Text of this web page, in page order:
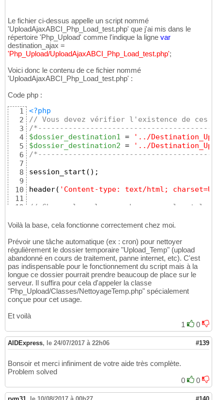
15
16
17
18
19
21
22
23
24
25
26
27
28
29
30
31
32
33
34
35
36
38
39
40
41
42
43
44
45
46
47
49
51
52
54
55
57
58
$UpAbci_uniqidForm = $up->getUniqid
// Jeton de formulaire
$_SESSION
?>
<html lang="fr" >
<head>
<
<meta
<title
< link rel="icon" type= "image/png" href =
<style type="text/css" >
html {
font-family
"Trebuchet MS"
, Arial,
}
.formajaxabci input[ type=submit ]
{
px;
font-size
.formajaxabci p, .reponse_form p {
margin:0;
padding:0
}
.UpAbci_infosFile {
word-wrap:break-word
}
</style>
</head>
< body>
<form class
"form_files1"
"color:#900;border:2px
<legend>limité aux extensions avi,
<input type style
Le fichier ci-dessus appelle un script nommé
'UploadAjaxABCI_Php_Load_test.php' que j'ai mis dans le
répertoire 'Php_Upload' comme l'indique la ligne var
destination_ajax =
'Php_Upload/UploadAjaxABCI_Php_Load_test.php';
Voici donc le contenu de ce fichier nommé
'UploadAjaxABCI_Php_Load_test.php' :
Code php :
1
2
3
4
5
6
7
8
9
10
11
12
14
16
17
18
19
20
21
22
23
25
26
27
28
30
31
33
<?php
// Vous devez vérifier l'existence de ces
/
$dossier_destination1 =
'../
$dossier_destination2 =
'../
/
session_start ( ) ;
header( 'Content-type: text/html;
// Charge les classes php avec
//$up->setModeDebug (); // pour avoir le
// IMPORTANT DANS CE CAS DE
$up->saveAll() ;
$uniqid_form = $up->getParam("uniqid_form"
// Il est conseillé de ne pas supprimer
if
//J'utilise des variables de session sous
function &sesInit($uniqid_form
)
$_SESSION ['UploadAjaxABCI']
'UploadAjaxABCI']
}
Voilà la base, cela fonctionne correctement chez moi.
Prévoir une tâche automatique (ex : cron) pour nettoyer
régulièrement le dossier temporaire "Upload_Temp" (upload
abandonné en cours de traitement, panne internet, etc). C'est
pas indispensable pour le fonctionnement du script mais à la
longue ce dossier pourrait prendre beaucoup de place sur le
serveur. Il suffira pour cela d'appeler la classe
"Php_Upload/Classes/NettoyageTemp.php" spécialement
conçue pour cet usage.
Et voilà
1
0
AIDExpress, le 24/07/2017 à 22h06 #139
Bonsoir et merci infiniment de votre aide très complète.
Problem solved
0
0